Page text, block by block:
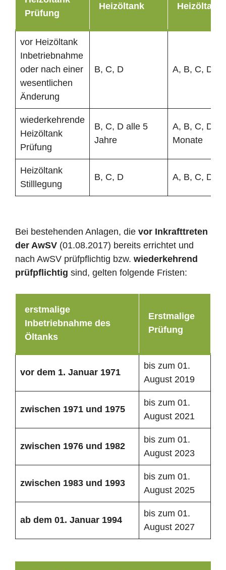
Prüfung
Heizöltank Heizöltank
vor Heizöltank
Inbetriebnahme
oder nach einer
wesentlichen
Änderung
B, C, D A, B, C, D
wiederkehrende
Heizöltank
Prüfung
B, C, D alle 5
Jahre
A, B, C, D
Monate
Heizöltank
Stilllegung
B, C, D A, B, C, D
Bei bestehenden Anlagen, die vor Inkrafttreten
der AwSV (01.08.2017) bereits errichtet und
nach AwSV prüfpflichtig bzw. wiederkehrend
prüfpflichtig sind, gelten folgende Fristen:
erstmalige
Inbetriebnahme des
Öltanks
Erstmalige
Prüfung
vor dem 1. Januar 1971
bis zum 01.
August 2019
zwischen 1971 und 1975
bis zum 01.
August 2021
zwischen 1976 und 1982
bis zum 01.
August 2023
zwischen 1983 und 1993
bis zum 01.
August 2025
ab dem 01. Januar 1994
bis zum 01.
August 2027